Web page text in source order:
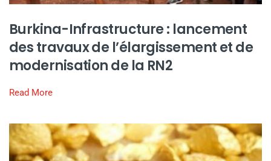
Burkina-Infrastructure : lancement
des travaux de l’élargissement et de
modernisation de la RN2
Read More